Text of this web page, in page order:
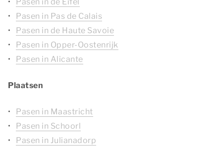
Pasen in Pas de Calais
Pasen in de Haute Savoie
Pasen in Opper-Oostenrijk
Pasen in Alicante
Plaatsen
Pasen in Maastricht
Pasen in Schoorl
Pasen in Julianadorp